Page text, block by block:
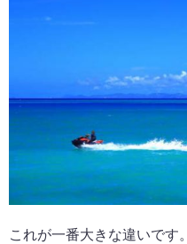
これが一番大きな違いです。